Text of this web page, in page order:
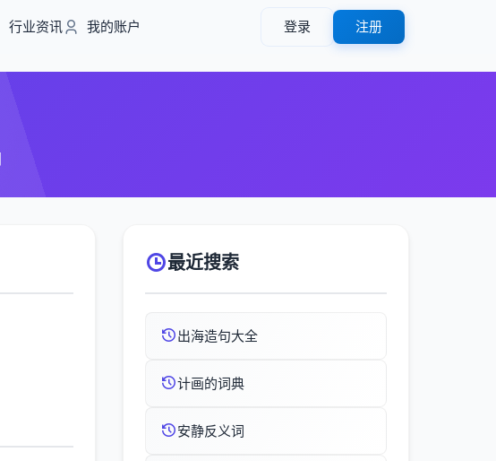
行业资讯 我的账户 登录 注册
最近搜索
出海造句大全
计画的词典
安静反义词